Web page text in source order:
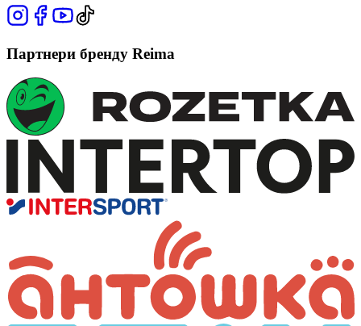
Партнери бренду Reima